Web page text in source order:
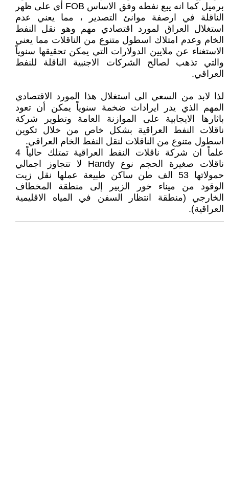
برميل كما انه يبع نفطه وفق الاساس FOB أي على ظهر
الناقلة في ارصفة موانئ التصدير ، مما يعني عدم
استغلال العراق لمورد اقتصادي مهم وهو نقل النفط
الخام وعدم امتلاك اسطول متنوع من الناقلات مما يعني
الاستغناء عن ملايين الدولارات التي يمكن تحقيقها سنوياً
والتي تذهب لصالح الشركات الاجنبية الناقلة للنفط
العراقي.
لذا لابد من السعي الى استغلال هذا المورد الاقتصادي
المهم الذي يدر ايرادات ضخمة سنوياً يمكن أن تعود
باثارها الايجابية على الموازنة العامة وتطوير شركة
ناقلات النفط العراقية بشكل خاص من خلال تكوين
اسطول متنوع من الناقلات لنقل النفط الخام العراقي.
علماً ان شركة ناقلات النفط العراقية تمتلك حالياً 4
ناقلات صغيرة الحجم نوع Handy لا تتجاوز اجمالي
حمولاتها 53 الف طن ساكن طبيعة عملها نقل زيت
الوقود من ميناء خور الزبير إلى منطقة المخطاف
الخارجي (منطقة انتظار السفن في المياه الاقليمية
العراقية).